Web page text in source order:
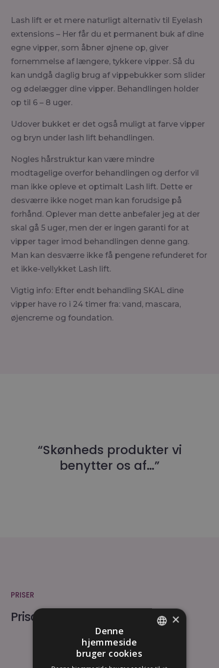
Lash lift er et mere naturligt alternativ til Eyelash
extensions – Her får du et permanent buk af dine
egne vipper, som åbner øjnene op, giver
fornemmelse af længere, tykkere vipper. Så du
kan undgå daglig brug af vippebukker som slider
og ødelægger dine vipper. Behandlingen holder
op til 6 – 8 uger.
Udover bukket er det også muligt at farve vipper
og bryn under lash lift behandlingen.
Nogles hårstruktur kan være mindre
modtagelige overfor behandlingen og derfor vil
man ikke opleve et optimalt Lash lift. Dette er
desværre ikke noget man kan forudsige på
forhånd. Oplever man dette anbefaler jeg at der
skal gå 5 uger, men der er ingen garanti for at
vipper tager imod behandlingen denne gang.
Man kan desværre ikke få pengene refunderet for
et ikke-vellykket Lash lift.
Vigtig info: Efter endt behandling SKAL dine
vipper have ro i 24 timer fra: vand, mascara,
øjencreme og foundation.
“Skønheds produkter vi
benytter os af…”
PRISER
Prisoversigt ×
Denne
hjemmeside
bruger cookies